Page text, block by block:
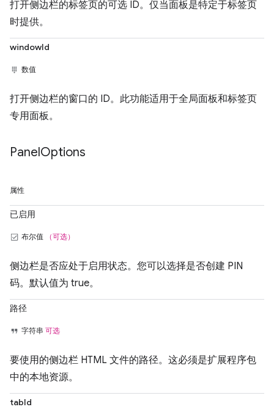
打开侧边栏的标签页的可选 ID。仅当面板是特定于标签页
时提供。
windowId
数值
打开侧边栏的窗口的 ID。此功能适用于全局面板和标签页
专用面板。
PanelOptions
属性
已启用
布尔值 （可选）
侧边栏是否应处于启用状态。您可以选择是否创建 PIN
码。默认值为 true。
路径
字符串 可选
要使用的侧边栏 HTML 文件的路径。这必须是扩展程序包
中的本地资源。
tabId